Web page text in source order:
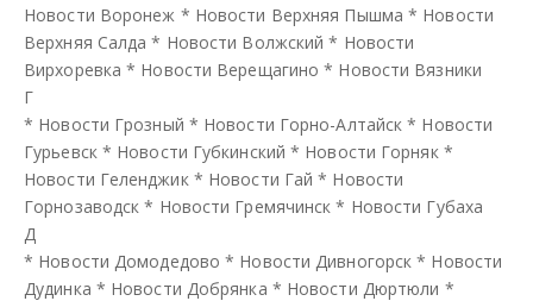
Новости Воронеж * Новости Верхняя Пышма * Новости
Верхняя Салда * Новости Волжский * Новости
Вирхоревка * Новости Верещагино * Новости Вязники
Г
* Новости Грозный * Новости Горно-Алтайск * Новости
Гурьевск* Новости Губкинский * Новости Горняк*
Новости Геленджик* Новости Гай * Новости
Горнозаводск * Новости Гремячинск * Новости Губаха
Д
* Новости Домодедово * Новости Дивногорск * Новости
Дудинка * Новости Добрянка * Новости Дюртюли *